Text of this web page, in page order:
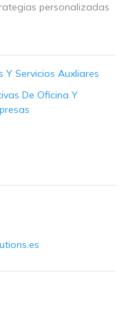
personalizadas
Servicios Auxliares
De Oficina Y